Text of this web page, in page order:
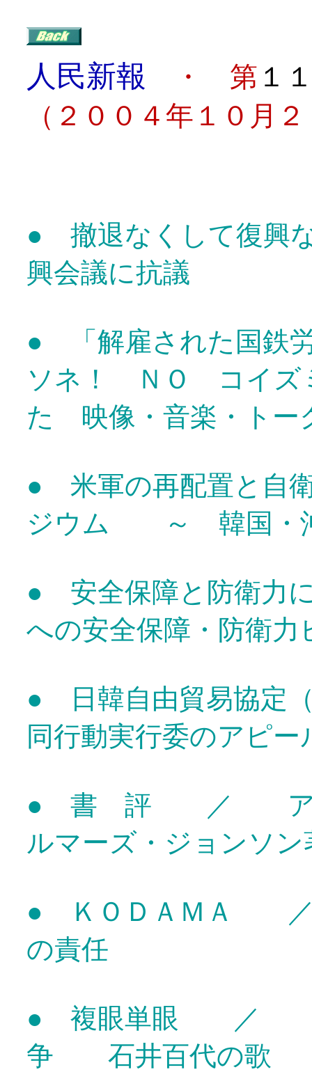
人民新報 ・ 第 １
（２００４年１０月
● 撤退なくして復
興会議に抗議
● 「解雇された国鉄
ソネ！ ＮＯ コイズ
た 映像・音楽・トー
● 米軍の再配置と自
ジウム ～ 韓国・
● 安全保障と防衛力
への安全保障・防
● 日韓自由貿易協定
同行動実行委のアピー
● 書 評 ／ アメ
ルマーズ・ジョンソン
● ＫＯＤＡＭＡ ／
の責任
● 複眼単眼 ／ 徴
争 石井百代の歌